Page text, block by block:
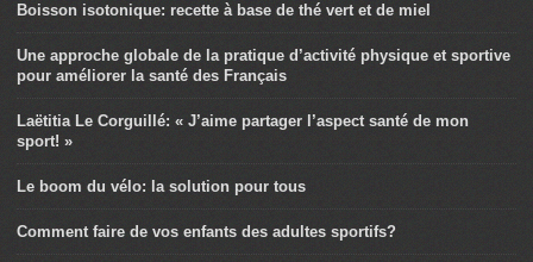
Boisson isotonique: recette à base de thé vert et de miel
Une approche globale de la pratique d’activité physique et sportive
pour améliorer la santé des Français
Laëtitia Le Corguillé: « J’aime partager l’aspect santé de mon
sport! »
Le boom du vélo: la solution pour tous
Comment faire de vos enfants des adultes sportifs?